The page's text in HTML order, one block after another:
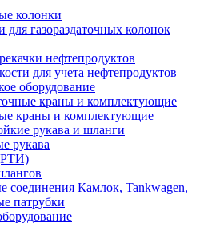
колонки
для газораздаточных колонок
нефтепродуктов
для учета нефтепродуктов
оборудование
краны и комплектующие
краны и комплектующие
рукава и шланги
рукава
соединения Камлок, Tankwagen,
патрубки